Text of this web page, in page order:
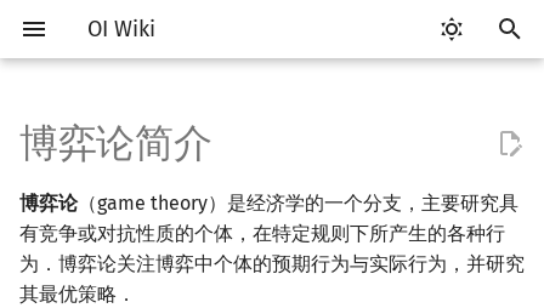
OI Wiki
入
以
开
始
搜
Getting Started
关于本项目
如何参与
比赛相关简介
赛事 ICPC/CCPC 赛事与赛制
题型
交互题
分段打表
工具软件简介
代码编辑工具 Emacs
评测工具
Arbiter
通用
语言基础简介
C++ 基础 C++ 语法基础
C++ 标准库
STL 容器
命名空间
算法基础简介
复杂度 均摊复杂度
枚举
选择排序
搜索部分简介
DFS（搜索）
BFS（搜索）
动态规划部分简介
动态规划基础
记忆化搜索
单调队列/单调栈优化
字符串部分简介
字符串基础
标准库
最优原地后缀排序算法
数字系统简介
进位制
平衡三进制
数论基础
模算术简介
素数
多项式与生成函数简介
代数基本定理
快速傅里叶变换
排列组合
抽屉原理
容斥原理
线性代数简介
向量
内积和外积
线性规划基础
单纯形法
基本概念
群论
环论
基本概念
条件概率与独立性
随机变量
基础概念
合作/非合作博弈
对称/非对称博弈
插值
数值积分
高斯消元
数据结构部分简介
栈
队列
并查集复杂度
二叉堆
块状数组
线段树合并 & 分裂
Treap
可持久化线段树
平衡树套线段树
全局平衡二叉树
图论部分简介
图论相关概念
图的存储
树的直径
差分约束
最小树形图
双连通分量
最大流
二分图最大匹配
计算几何部分简介
二维计算几何基础
三维计算几何基础
杂项简介
离散化
双指针
CDQ 分治
随机化技巧
RMQ
并查集应用
括号序列
博弈论简介
博弈论（game theory）是经济学的一个分支，主要研究具
有竞争或对抗性质的个体，在特定规则下所产生的各种行
为．博弈论关注博弈中个体的预期行为与实际行为，并研究
其最优策略．